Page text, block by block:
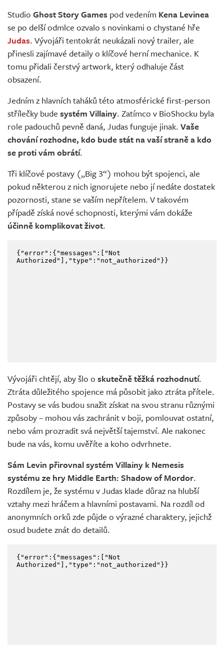
Živě
Studio Ghost Story Games pod vedením Kena Levinea
se po delší odmlce ozvalo s novinkami o chystané hře
Judas. Vývojáři tentokrát neukázali nový trailer, ale
přinesli zajímavé detaily o klíčové herní mechanice. K
tomu přidali čerstvý artwork, který odhaluje část
obsazení.
Jedním z hlavních taháků této atmosférické first-person
střílečky bude systém Villainy. Zatímco v BioShocku byla
role padouchů pevně daná, Judas funguje jinak. Vaše
chování rozhodne, kdo bude stát na vaší straně a kdo
se proti vám obrátí.
Tři klíčové postavy („Big 3“) mohou být spojenci, ale
pokud některou z nich ignorujete nebo jí nedáte dostatek
pozornosti, stane se vaším nepřítelem. V takovém
případě získá nové schopnosti, kterými vám dokáže
účinně komplikovat život.
Vývojáři chtějí, aby šlo o skutečně těžká rozhodnutí.
Ztráta důležitého spojence má působit jako ztráta přítele.
Postavy se vás budou snažit získat na svou stranu různými
způsoby – mohou vás zachránit v boji, pomlouvat ostatní,
nebo vám prozradit svá největší tajemství. Ale nakonec
bude na vás, komu uvěříte a koho odvrhnete.
Sám Levin přirovnal systém Villainy k Nemesis
systému ze hry Middle Earth: Shadow of Mordor.
Rozdílem je, že systému v Judas klade důraz na hlubší
vztahy mezi hráčem a hlavními postavami. Na rozdíl od
anonymních orků zde půjde o výrazné charaktery, jejichž
osud budete znát do detailů.